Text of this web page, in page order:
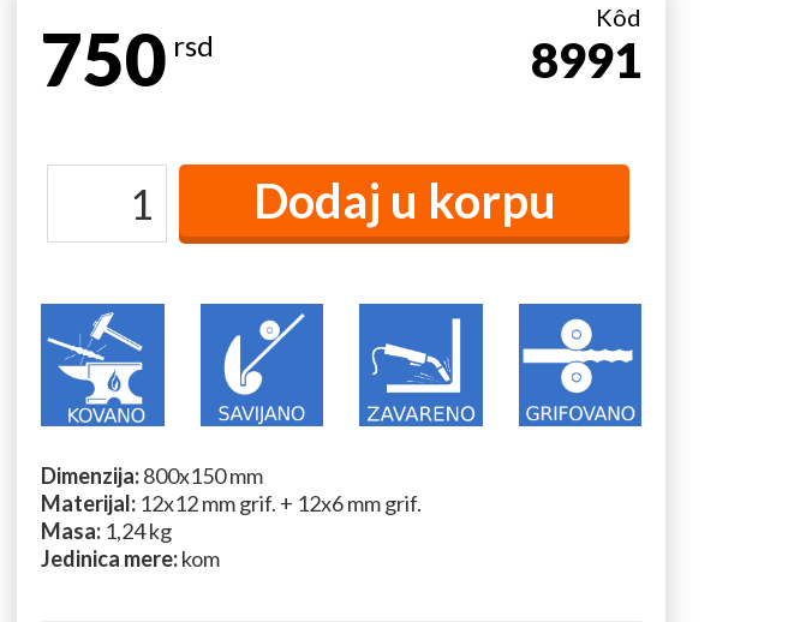
750 rsd
Kôd
8991
Dimenzija:800x150 mm
Materijal: 12x12 mm grif. + 12x6 mm grif.
Masa: 1,24 kg
Jedinica mere:kom